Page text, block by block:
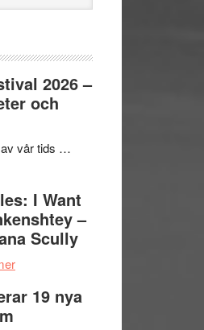
2026 –
och
av vår tids …
I Want
–
Scully
om
trailern19 nya